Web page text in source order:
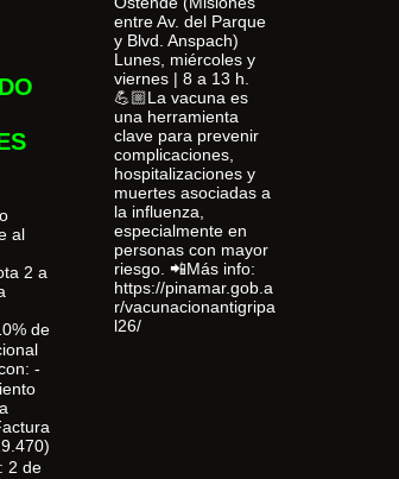
al
2 a
de
-
2 de
entre Av. del Parque
y Blvd. Anspach)
Lunes, miércoles y
viernes | 8 a 13 h.
💪🏼La vacuna es
una herramienta
clave para prevenir
complicaciones,
hospitalizaciones y
muertes asociadas a
la influenza,
especialmente en
personas con mayor
riesgo. 📲Más info:
https://pinamar.gob.a
r/vacunacionantigripa
l26/